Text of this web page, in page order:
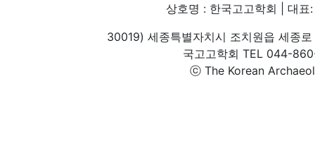
상호명 : 한국고고학회 | 대
30019) 세종특별자치시 조치원읍 세종
국고고학회 TEL 044-
ⓒ The Korean